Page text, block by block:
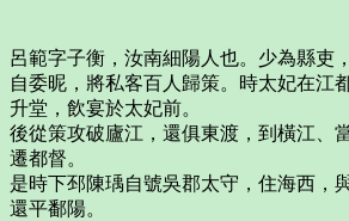
呂範字子衡，汝南細陽人也。少為縣吏
自委昵，將私客百人歸策。時太妃在江
升堂，飲宴於太妃前。
後從策攻破廬江，還俱東渡，到橫江、
遷都督。
是時下邳陳瑀自號吳郡太守，住海西，
還平鄱陽。